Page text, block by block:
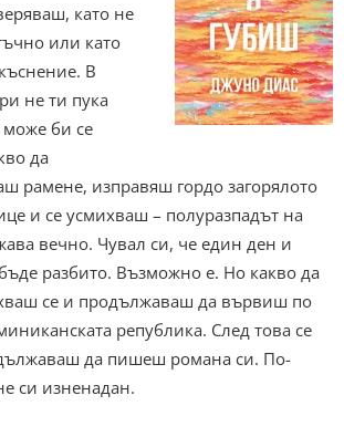
като не
или като
В
не ти пука
може би се
да
рамене, изправяш гордо загорялото
и се усмихваш – полуразпадът на
вечно. Чувал си, че един ден и
разбито. Възможно е. Но какво да
се и продължаваш да вървиш по
република. След това се
да пишеш романа си. По-
си изненадан.